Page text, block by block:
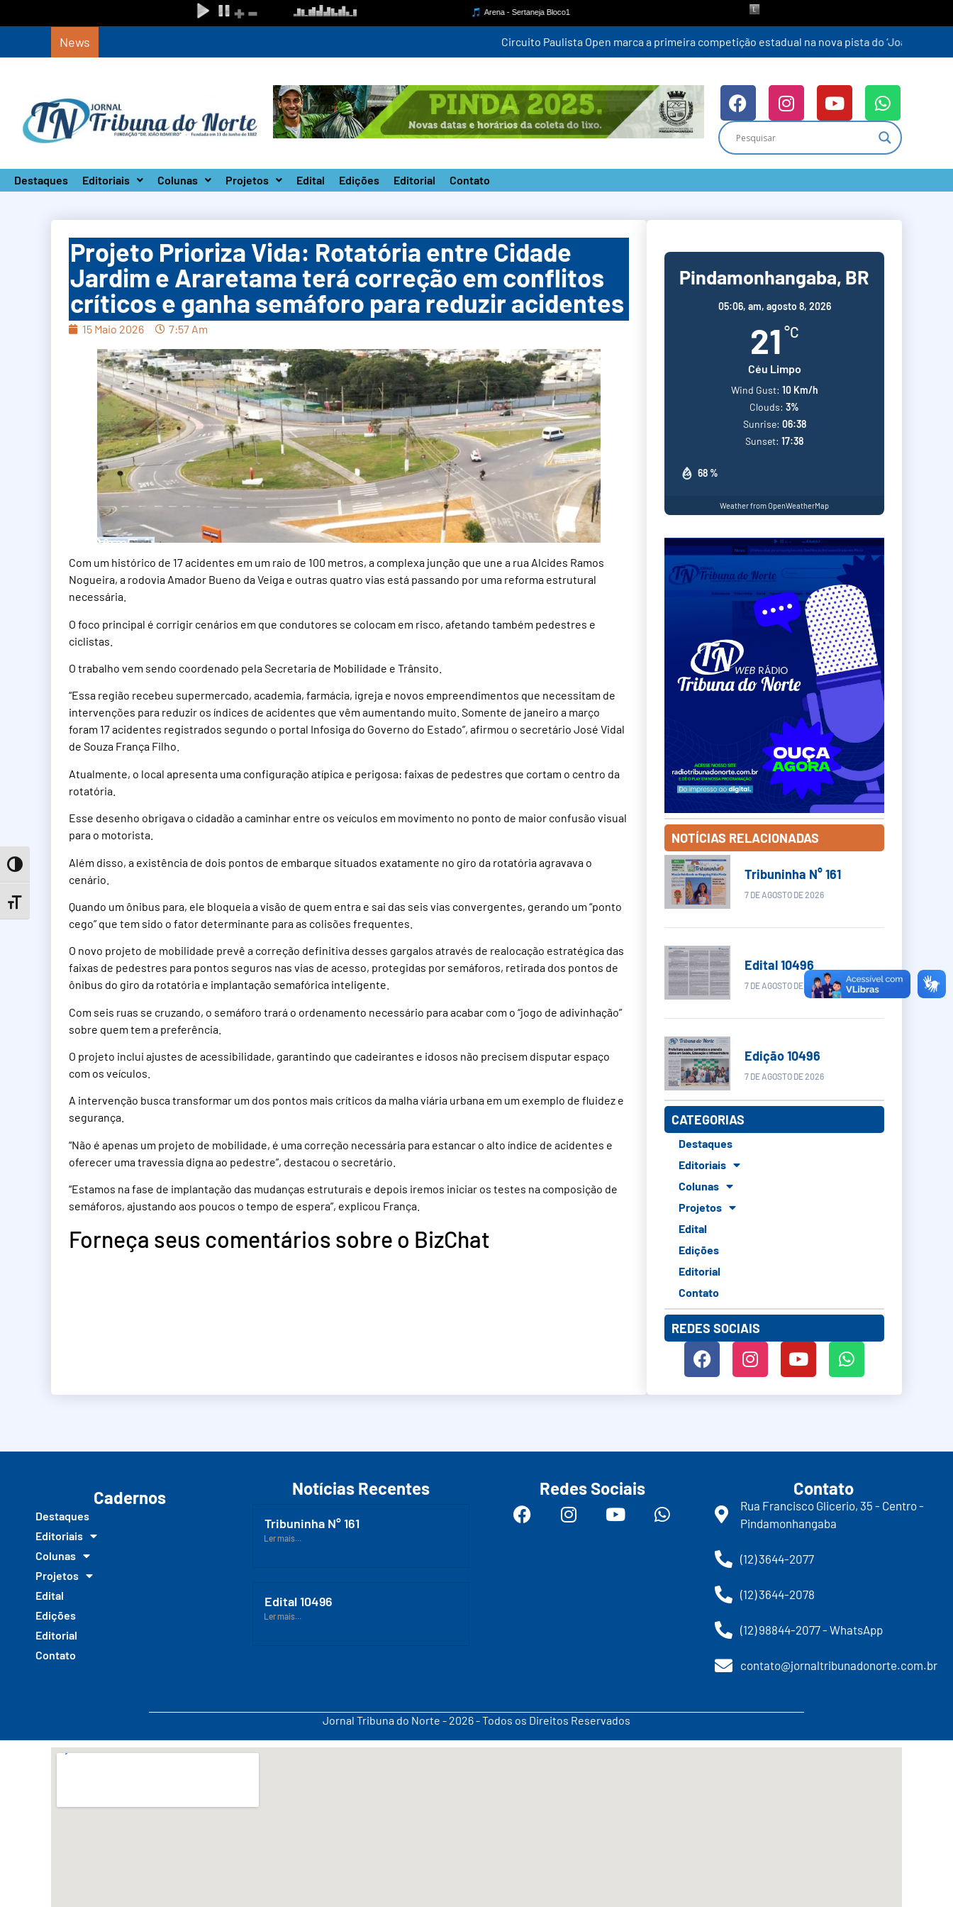
Toggle High Contrast
Toggle Font size
News Circuito Paulista Open marca a primeira competição estadual na nova pista do ‘João do Pulo’
Destaques Editoriais Colunas Projetos Edital Edições Editorial Contato
Projeto Prioriza Vida: Rotatória entre Cidade
Jardim e Araretama terá correção em conflitos
críticos e ganha semáforo para reduzir acidentes
15 Maio 2026 7:57 Am
Com um histórico de 17 acidentes em um raio de 100 metros, a complexa junção que une a rua Alcides Ramos
Nogueira, a rodovia Amador Bueno da Veiga e outras quatro vias está passando por uma reforma estrutural
necessária.
O foco principal é corrigir cenários em que condutores se colocam em risco, afetando também pedestres e
ciclistas.
O trabalho vem sendo coordenado pela Secretaria de Mobilidade e Trânsito.
“Essa região recebeu supermercado, academia, farmácia, igreja e novos empreendimentos que necessitam de
intervenções para reduzir os índices de acidentes que vêm aumentando muito. Somente de janeiro a março
foram 17 acidentes registrados segundo o portal Infosiga do Governo do Estado”, afirmou o secretário José Vidal
de Souza França Filho.
Atualmente, o local apresenta uma configuração atípica e perigosa: faixas de pedestres que cortam o centro da
rotatória.
Esse desenho obrigava o cidadão a caminhar entre os veículos em movimento no ponto de maior confusão visual
para o motorista.
Além disso, a existência de dois pontos de embarque situados exatamente no giro da rotatória agravava o
cenário.
Quando um ônibus para, ele bloqueia a visão de quem entra e sai das seis vias convergentes, gerando um “ponto
cego” que tem sido o fator determinante para as colisões frequentes.
O novo projeto de mobilidade prevê a correção definitiva desses gargalos através de realocação estratégica das
faixas de pedestres para pontos seguros nas vias de acesso, protegidas por semáforos, retirada dos pontos de
ônibus do giro da rotatória e implantação semafórica inteligente.
Com seis ruas se cruzando, o semáforo trará o ordenamento necessário para acabar com o “jogo de adivinhação”
sobre quem tem a preferência.
O projeto inclui ajustes de acessibilidade, garantindo que cadeirantes e idosos não precisem disputar espaço
com os veículos.
A intervenção busca transformar um dos pontos mais críticos da malha viária urbana em um exemplo de fluidez e
segurança.
“Não é apenas um projeto de mobilidade, é uma correção necessária para estancar o alto índice de acidentes e
oferecer uma travessia digna ao pedestre”, destacou o secretário.
“Estamos na fase de implantação das mudanças estruturais e depois iremos iniciar os testes na composição de
semáforos, ajustando aos poucos o tempo de espera”, explicou França.
Forneça seus comentários sobre o BizChat
Pindamonhangaba, BR
05:06, am, agosto 8, 2026
21 °C
Céu Limpo
68 %
Wind Gust: 10 Km/h
Clouds: 3%
Sunrise: 06:38
Sunset: 17:38
Weather from OpenWeatherMap
NOTÍCIAS RELACIONADAS
Tribuninha N° 161
7 DE AGOSTO DE 2026
Edital 10496
7 DE AGOSTO DE 2026
Edição 10496
7 DE AGOSTO DE 2026
CATEGORIAS
Destaques
Editoriais
Colunas
Projetos
Edital
Edições
Editorial
Contato
REDES SOCIAIS
Cadernos
Destaques
Editoriais
Colunas
Projetos
Edital
Edições
Editorial
Contato
Notícias Recentes
Tribuninha N° 161
Ler mais...
Edital 10496
Ler mais...
Redes Sociais Contato
Rua Francisco Glicerio, 35 - Centro -
Pindamonhangaba
(12) 3644-2077
(12) 3644-2078
(12) 98844-2077 - WhatsApp
contato@jornaltribunadonorte.com.br
Jornal Tribuna do Norte - 2026 - Todos os Direitos Reservados